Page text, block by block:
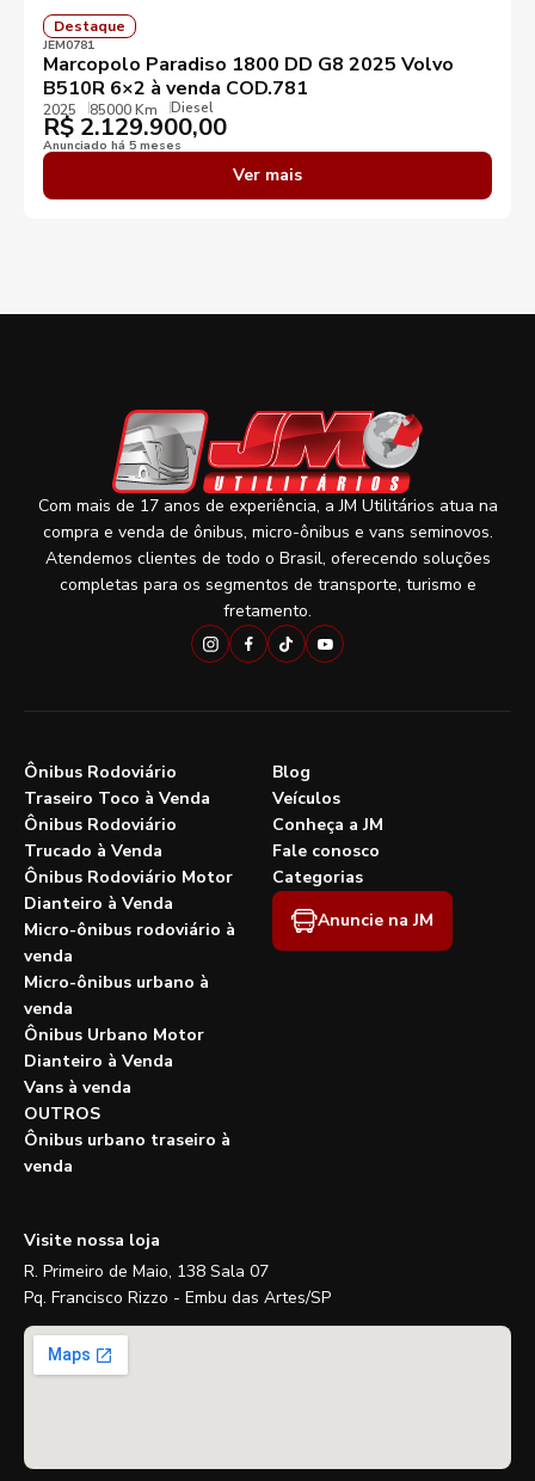
Preço mínimo Preço máximo
Destaques
Aplicar filtros
Destaque
JEM0781
Marcopolo Paradiso 1800 DD G8 2025 Volvo
B510R 6×2 à venda COD.781
2025 85000 Km Diesel
R$ 2.129.900,00
Anunciado há 5 meses
Ver mais
Com mais de 17 anos de experiência, a JM Utilitários atua na
compra e venda de ônibus, micro-ônibus e vans seminovos.
Atendemos clientes de todo o Brasil, oferecendo soluções
completas para os segmentos de transporte, turismo e
fretamento.
Ônibus Rodoviário
Traseiro Toco à Venda
Ônibus Rodoviário
Trucado à Venda
Ônibus Rodoviário Motor
Dianteiro à Venda
Micro-ônibus rodoviário à
venda
Micro-ônibus urbano à
venda
Ônibus Urbano Motor
Dianteiro à Venda
Vans à venda
OUTROS
Ônibus urbano traseiro à
venda
Blog
Veículos
Conheça a JM
Fale conosco
Categorias
Anuncie na JM
Visite nossa loja
R. Primeiro de Maio, 138 Sala 07
Pq. Francisco Rizzo - Embu das Artes/SP